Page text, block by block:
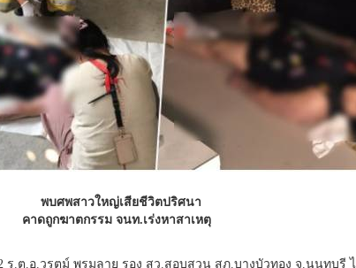
พบศพสาวใหญ่เสียชีวิตปริศนา
คาดถูกฆาตกรรม จนท.เร่งหาสาเหตุ
ร.ต.อ.วรุตม์ พรมลาย รอง สว.สอบสวน สภ.บางบัวทอง จ.นนทบุรี